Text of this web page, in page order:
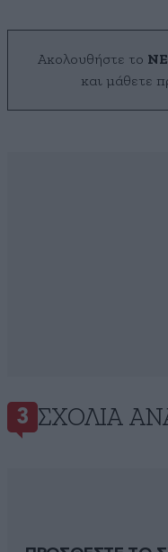
Ακολουθήστε το
και μάθετε
3 ΣΧΌΛΙΑ